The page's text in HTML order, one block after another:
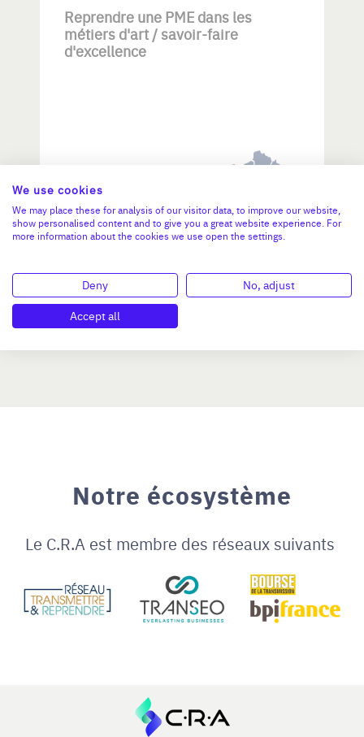
Reprendre une PME dans les
métiers d'art / savoir-faire
d'excellence
>2 M€ et <= 5 M€
N°47264
Notre écosystème
Le C.R.A est membre des réseaux suivants
We use cookies
We may place these for analysis of our visitor data, to improve our website,
show personalised content and to give you a great website experience. For
more information about the cookies we use open the settings.
Deny
No, adjust
Accept all